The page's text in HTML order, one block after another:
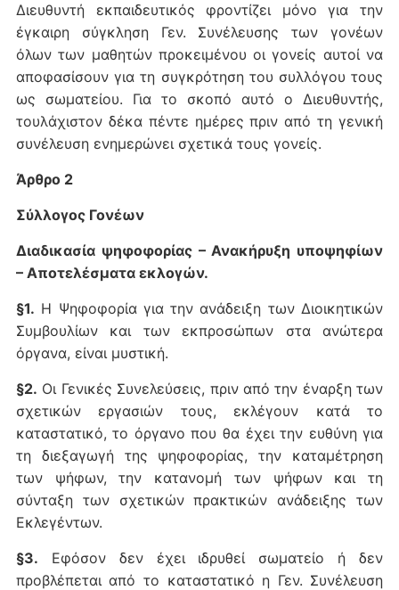
Διευθυντή εκπαιδευτικός φροντίζει μόνο για την
έγκαιρη σύγκληση Γεν. Συνέλευσης των γονέων
όλων των μαθητών προκειμένου οι γονείς αυτοί να
αποφασίσουν για τη συγκρότηση του συλλόγου τους
ως σωματείου. Για το σκοπό αυτό ο Διευθυντής,
τουλάχιστον δέκα πέντε ημέρες πριν από τη γενική
συνέλευση ενημερώνει σχετικά τους γονείς.
Άρθρο 2
Σύλλογος Γονέων
Διαδικασία ψηφοφορίας – Ανακήρυξη υποψηφίων
– Αποτελέσματα εκλογών.
§1. Η Ψηφοφορία για την ανάδειξη των Διοικητικών
Συμβουλίων και των εκπροσώπων στα ανώτερα
όργανα, είναι μυστική.
§2. Οι Γενικές Συνελεύσεις, πριν από την έναρξη των
σχετικών εργασιών τους, εκλέγουν κατά το
καταστατικό, το όργανο που θα έχει την ευθύνη για
τη διεξαγωγή της ψηφοφορίας, την καταμέτρηση
των ψήφων, την κατανομή των ψήφων και τη
σύνταξη των σχετικών πρακτικών ανάδειξης των
Εκλεγέντων.
§3. Εφόσον δεν έχει ιδρυθεί σωματείο ή δεν
προβλέπεται από το καταστατικό η Γεν. Συνέλευση